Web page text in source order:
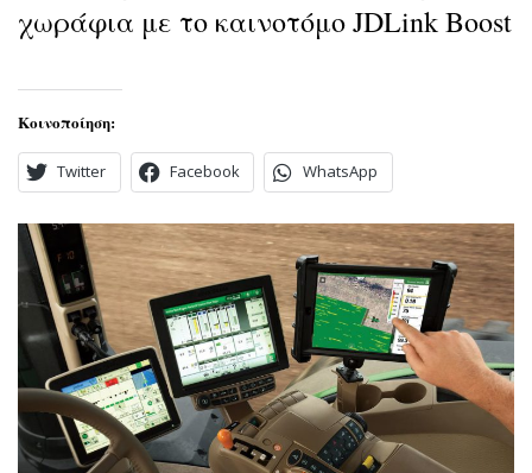
χωράφια με το καινοτόμο JDLink Boost
Κοινοποίηση:
Twitter Facebook WhatsApp